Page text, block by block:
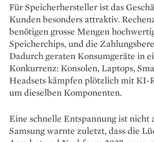
Für Speicherhersteller ist das
Kunden besonders attraktiv.
benötigen grosse Mengen
Speicherchips, und die
Dadurch geraten Konsumgeräte in
Konkurrenz: Konsolen, Laptops,
Headsets kämpfen plötzlich mit KI-
um dieselben Komponenten.
Eine schnelle Entspannung ist nicht
Samsung warnte zuletzt, dass die